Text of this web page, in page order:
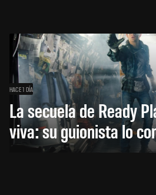
HACE 1 DÍA
La secuela de Ready
viva: su guionista lo